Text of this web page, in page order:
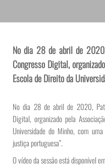
No dia 28 de abril de
Congresso Digital,
Escola de Direito da
No dia 28 de abril de 2020,
Digital, organizado pela
Universidade do Minho, com
justiça portuguesa”.
O vídeo da sessão está disponível em